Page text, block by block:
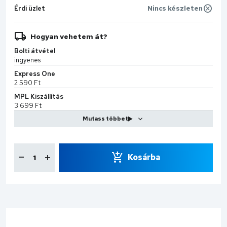
Érdi üzlet Nincs készleten
Hogyan vehetem át?
Bolti átvétel
ingyenes
Express One
2 590 Ft
MPL Kiszállítás
3 699 Ft
7 990 Ft
Kosárba